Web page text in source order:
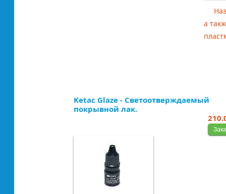
а
Ketac Glaze - Светоотверждаемый
покрывной лак.